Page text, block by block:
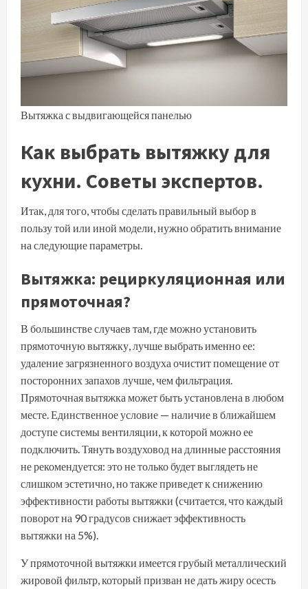
Вытяжка с выдвигающейся панелью
Как выбрать вытяжку для
кухни. Советы экспертов.
Итак, для того, чтобы сделать правильный выбор в
пользу той или иной модели, нужно обратить внимание
на следующие параметры.
Вытяжка: рециркуляционная или
прямоточная?
В большинстве случаев там, где можно установить
прямоточную вытяжку, лучше выбрать именно ее:
удаление загрязненного воздуха очистит помещение от
посторонних запахов лучше, чем фильтрация.
Прямоточная вытяжка может быть установлена в любом
месте. Единственное условие — наличие в ближайшем
доступе системы вентиляции, к которой можно ее
подключить. Тянуть воздуховод на длинные расстояния
не рекомендуется: это не только будет выглядеть не
слишком эстетично, но также приведет к снижению
эффективности работы вытяжки (считается, что каждый
поворот на 90 градусов снижает эффективность
вытяжки на 5%).
У прямоточной вытяжки имеется грубый металлический
жировой фильтр, который призван не дать жиру осесть